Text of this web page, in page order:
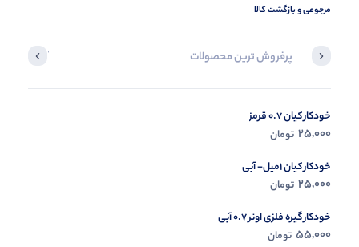
مرجوعی و بازگشت کالا
پرفروش ترین محصولات آخرین
خودکار کیان 0.7 قرمز
25,000 تومان
خودکار کیان 1میل- آبی
25,000 تومان
خودکار گیره فلزی اونر 0.7 آبی
55,000 تومان